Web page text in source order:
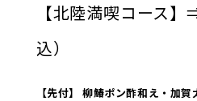
【北陸満喫コース
込）
【先付】 柳鰆ポン酢和え・加